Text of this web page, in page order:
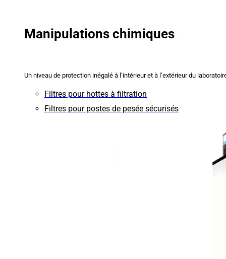
Manipulations chimiques
Un niveau de protection inégalé à l’intérieur et à l’extérieur du
Filtres pour hottes à filtration
Filtres pour postes de pesée sécurisés